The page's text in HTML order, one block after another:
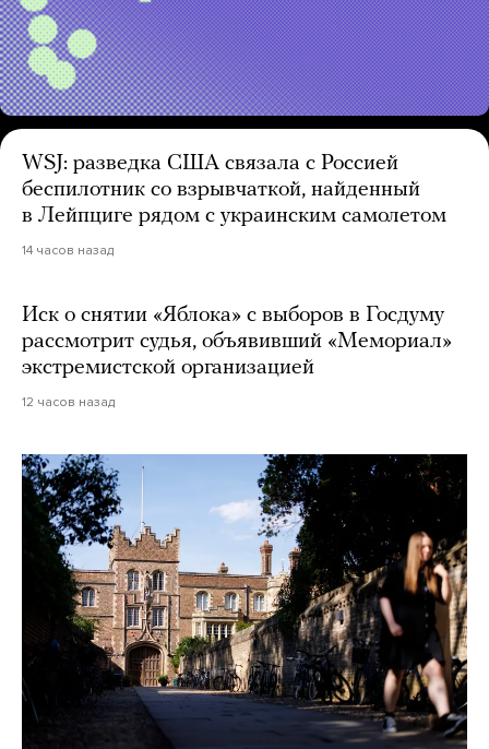
WSJ: разведка США связала с Россией
беспилотник со взрывчаткой, найденный
в Лейпциге рядом с украинским самолетом
14 часов назад
Иск о снятии «Яблока» с выборов в Госдуму
рассмотрит судья, объявивший «Мемориал»
экстремистской организацией
12 часов назад